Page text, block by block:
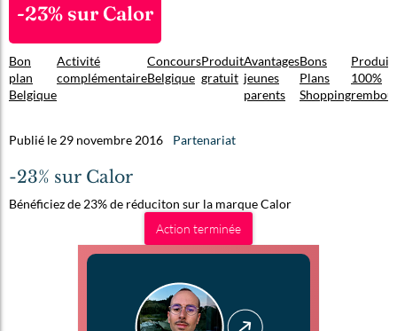
-23% sur Calor
Bon
plan
Belgique
Activité
complémentaire
Concours
Belgique
Produit
gratuit
Avantages
jeunes
parents
Bons
Plans
Shopping
Produit
100%
Publié le 29 novembre 2016 Partenariat
-23% sur Calor
Bénéficiez de 23% de réduciton sur la marque Calor
Action terminée